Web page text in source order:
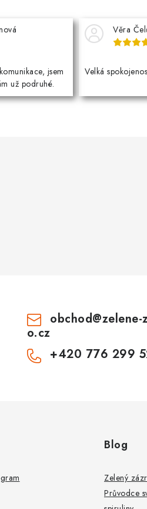
jsem
už podruhé.
Věra
Velká
obchod@
o.cz
+420 776 299
Blog
Zelený
Průvodce